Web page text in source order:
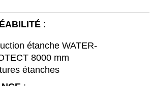
:
étanche WATER-
8000 mm
étanches